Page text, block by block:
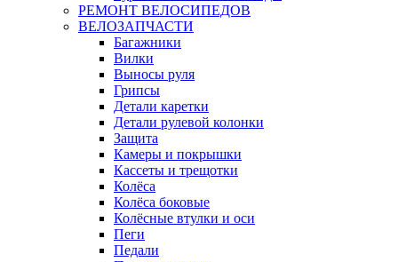
РЕМОНТ ВЕЛОСИПЕДОВ
ВЕЛОЗАПЧАСТИ
Багажники
Вилки
Выносы руля
Грипсы
Детали каретки
Детали рулевой колонки
Защита
Камеры и покрышки
Кассеты и трещотки
Колёса
Колёса боковые
Колёсные втулки и оси
Пеги
Педали